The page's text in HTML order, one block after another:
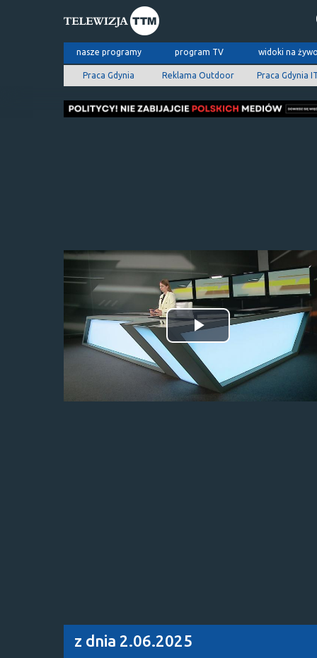
nasze programy program TV widoki na
Praca Gdynia Reklama Outdoor Praca Gdynia
Odtwórz
wideo
z dnia 2.06.2025